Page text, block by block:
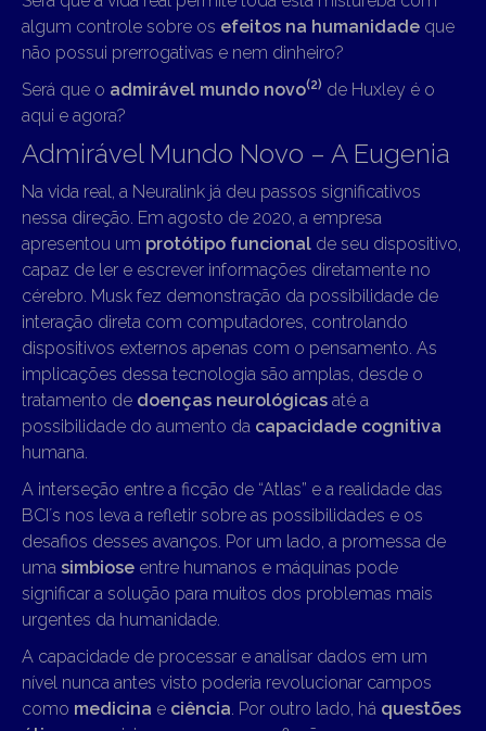
algum controle sobre os efeitos na humanidade que
não possui prerrogativas e nem dinheiro?
Será que o admirável mundo novo(2) de Huxley é o
aqui e agora?
Admirável Mundo Novo – A Eugenia
Na vida real, a Neuralink já deu passos significativos
nessa direção. Em agosto de 2020, a empresa
apresentou um protótipo funcional de seu dispositivo,
capaz de ler e escrever informações diretamente no
cérebro. Musk fez demonstração da possibilidade de
interação direta com computadores, controlando
dispositivos externos apenas com o pensamento. As
implicações dessa tecnologia são amplas, desde o
tratamento de doenças neurológicas até a
possibilidade do aumento da capacidade cognitiva
humana.
A interseção entre a ficção de “Atlas” e a realidade das
BCI´s nos leva a refletir sobre as possibilidades e os
desafios desses avanços. Por um lado, a promessa de
uma simbiose entre humanos e máquinas pode
significar a solução para muitos dos problemas mais
urgentes da humanidade.
A capacidade de processar e analisar dados em um
nível nunca antes visto poderia revolucionar campos
como medicina e ciência. Por outro lado, há questões